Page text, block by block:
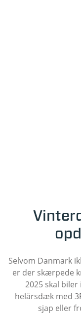
Selvom Danmark
er der skærpede
2025 skal
helårsdæk med
sjap eller